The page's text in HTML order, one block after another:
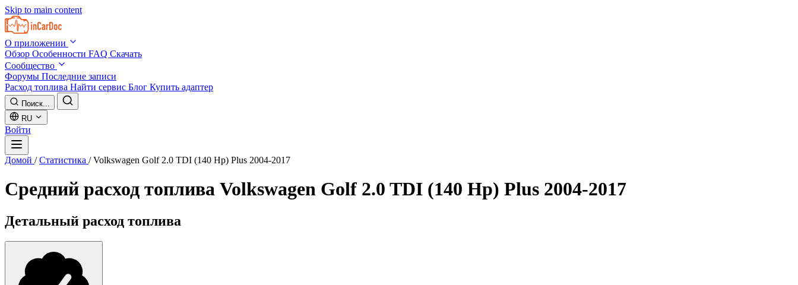
Skip to main content
О приложении
Обзор Особенности FAQ Скачать
Сообщество
Форумы Последние записи
Расход топлива Найти сервис Блог Купить адаптер
Поиск...
RU
Войти
Домой / Статистика / Volkswagen Golf 2.0 TDI (140 Hp) Plus 2004-2017
Средний расход топлива Volkswagen Golf 2.0 TDI (140 Hp) Plus 2004-2017
Детальный расход топлива